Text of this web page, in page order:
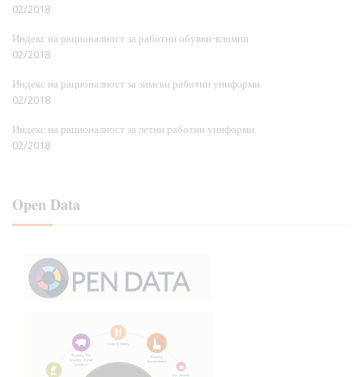
02/2018
Индекс на рационалност за работни обувки-кломпи
02/2018
Индекс на рационалност за зимски работни униформи
02/2018
Индекс на рационалност за летни работни униформи
02/2018
Open Data